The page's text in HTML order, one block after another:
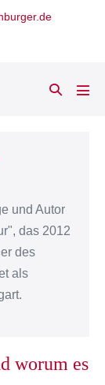
Suche-
und Autor
das 2012
des
als
worum es